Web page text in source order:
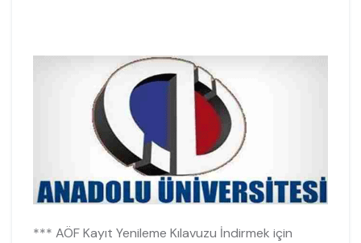
*** AÖF Kayıt Yenileme Kılavuzu İndirmek için